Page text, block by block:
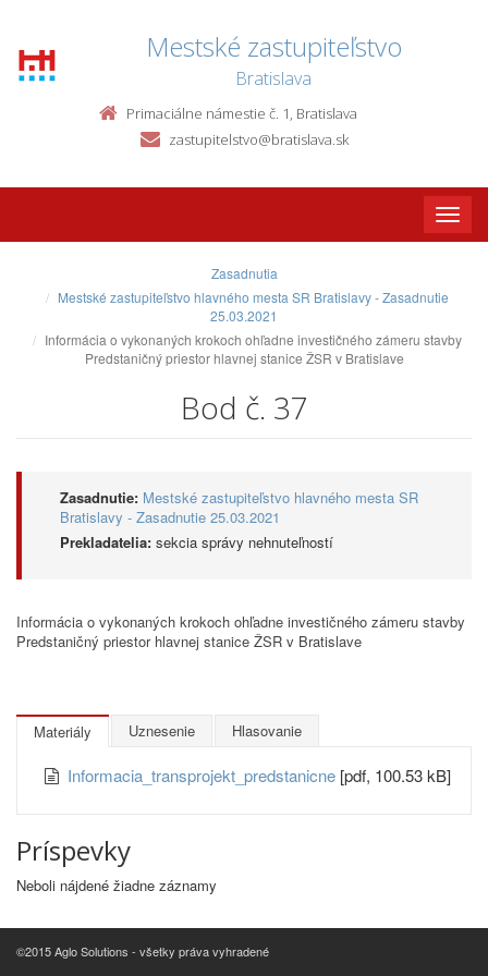
Mestské zastupiteľstvo
Bratislava
Primaciálne námestie č. 1, Bratislava
zastupitelstvo@bratislava.sk
Toggle
Zasadnutia
Mestské zastupiteľstvo hlavného mesta SR Bratislavy - Zasadnutie
25.03.2021
Informácia o vykonaných krokoch ohľadne investičného zámeru stavby
Predstaničný priestor hlavnej stanice ŽSR v Bratislave
Bod č. 37
Zasadnutie: Mestské zastupiteľstvo hlavného mesta SR
Bratislavy - Zasadnutie 25.03.2021
Prekladatelia: sekcia správy nehnuteľností
Informácia o vykonaných krokoch ohľadne investičného zámeru stavby
Predstaničný priestor hlavnej stanice ŽSR v Bratislave
Materiály Uznesenie Hlasovanie
Informacia_transprojekt_predstanicne [pdf, 100.53 kB]
Príspevky
Neboli nájdené žiadne záznamy
©2015 Aglo Solutions - všetky práva vyhradené